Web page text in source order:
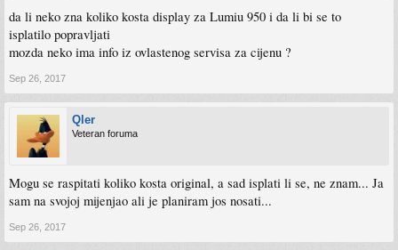
da li neko zna koliko kosta display za Lumiu 950 i da li bi se to
isplatilo popravljati
mozda neko ima info iz ovlastenog servisa za cijenu ?
Sep 26, 2017
Qler
Veteran foruma
Mogu se raspitati koliko kosta original, a sad isplati li se, ne znam... Ja
sam na svojoj mijenjao ali je planiram jos nosati...
Sep 26, 2017